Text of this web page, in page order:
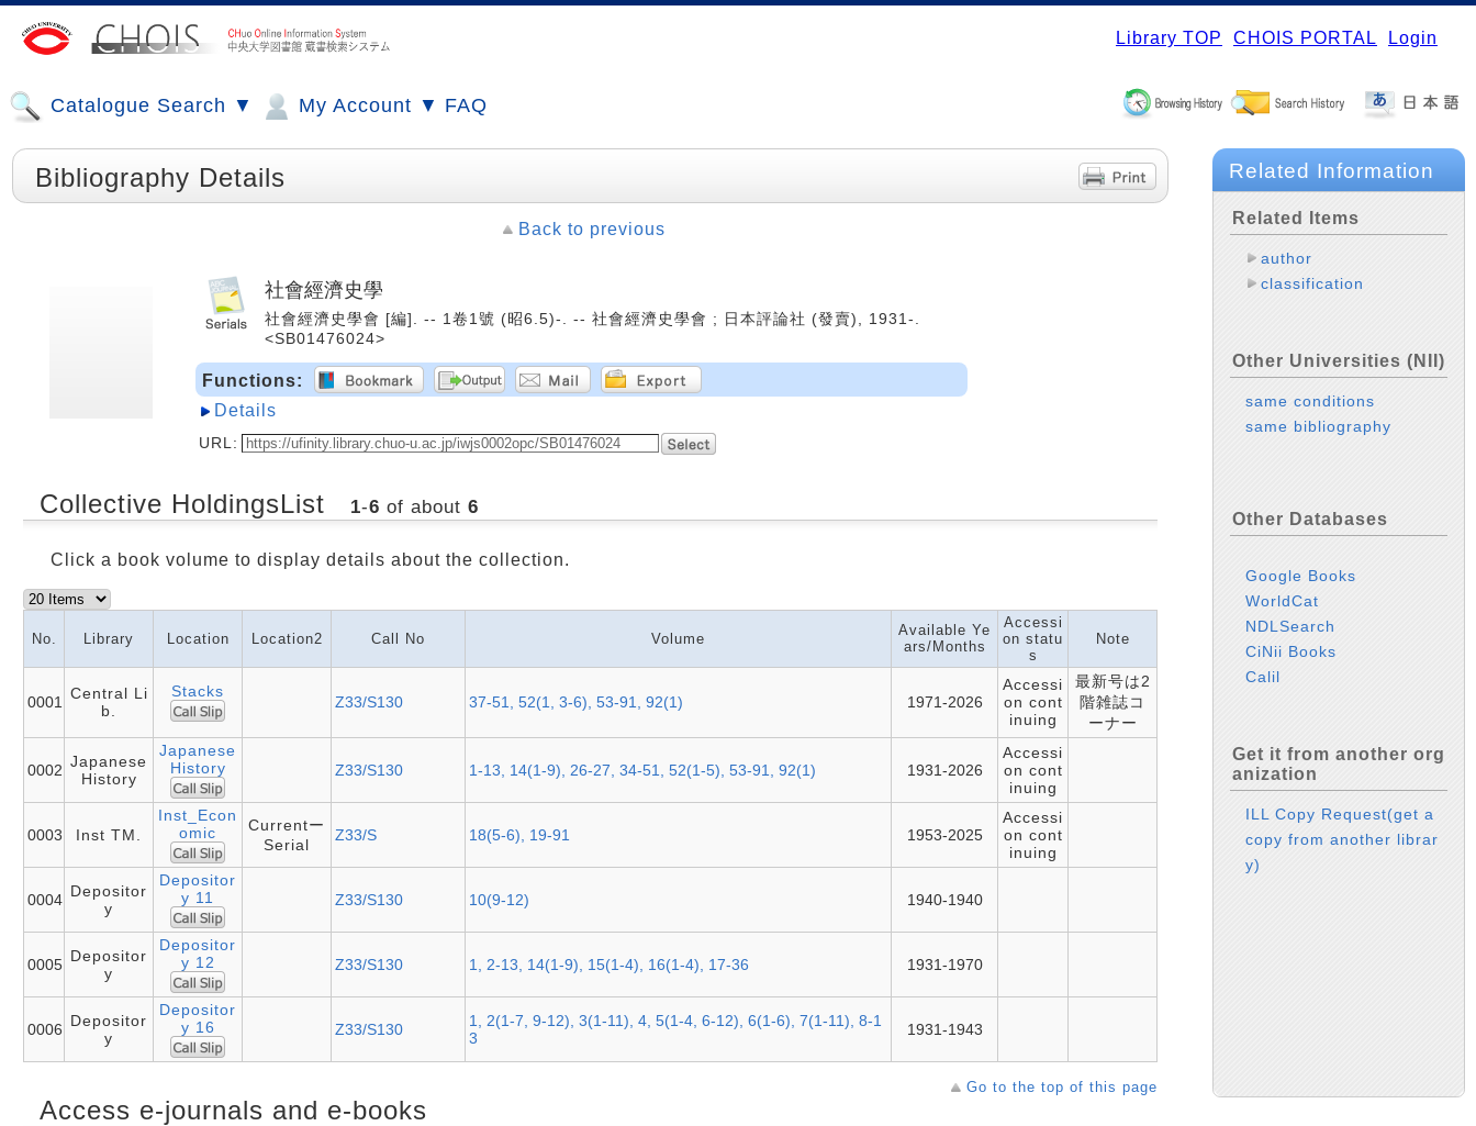
Library TOP CHOIS PORTAL Login
Catalogue Search ▼ My Account ▼ FAQ
Bibliography Details
Back to previous
社會經濟史學
社會經濟史學會 [編]. -- 1卷1號 (昭6.5)-. -- 社會經濟史學會 ; 日本評論社 (發賣), 1931-.
<SB01476024>
Functions:
Details
URL:
Collective HoldingsList 1-6 of about 6
Click a book volume to display details about the collection.
No. Library Location Location2 Call No Volume
Available Ye
ars/Months
Accessi
on statu
s
Note
0001
Central Li
b.
Stacks
Z33/S130 37-51, 52(1, 3-6), 53-91, 92(1) 1971-2026
Accessi
on cont
inuing
最新号は2
階雑誌コ
ーナー
0002 Japanese
History
Japanese
History
Z33/S130 1-13, 14(1-9), 26-27, 34-51, 52(1-5), 53-91, 92(1) 1931-2026
Accessi
on cont
inuing
0003 Inst TM.
Inst_Econ
omic
Currentー
Serial
Z33/S 18(5-6), 19-91 1953-2025
Accessi
on cont
inuing
0004 Depositor
y
Depositor
y 11
Z33/S130 10(9-12) 1940-1940
0005 Depositor
y
Depositor
y 12
Z33/S130 1, 2-13, 14(1-9), 15(1-4), 16(1-4), 17-36 1931-1970
0006 Depositor
y
Depositor
y 16
Z33/S130
1, 2(1-7, 9-12), 3(1-11), 4, 5(1-4, 6-12), 6(1-6), 7(1-11), 8-1
3
1931-1943
Go to the top of this page
Access e-journals and e-books
Related Information
Related Items
author
classification
Other Universities (NII)
same conditions
same bibliography
Other Databases
Google Books
WorldCat
NDLSearch
CiNii Books
Calil
Get it from another org
anization
ILL Copy Request(get a
copy from another librar
y)